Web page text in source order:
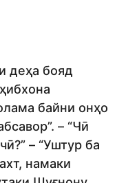
деҳа бояд
байни онҳо
– “Чӣ
– “Уштур ба
намаки